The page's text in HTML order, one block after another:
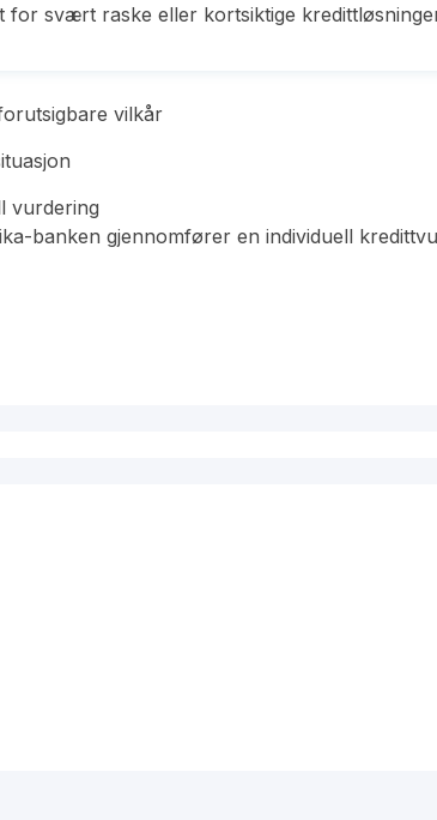
for svært raske eller kortsiktige
vilkår
vurdering
banken gjennomfører en individuell